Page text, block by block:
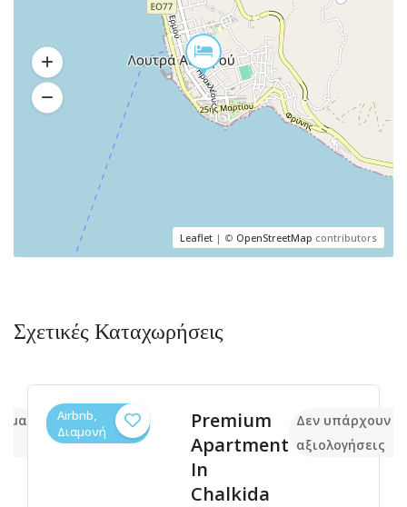
Leaflet | © OpenStreetMap contributors
Σχετικές Καταχωρήσεις
Airbnb,
Διαμονή
Premium
Apartment
In
Chalkida
Δεν υπάρχουν
αξιολογήσεις